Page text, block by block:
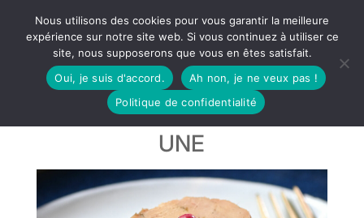
UNE
Nous utilisons des cookies pour vous garantir la meilleure
expérience sur notre site web. Si vous continuez à utiliser ce
site, nous supposerons que vous en êtes satisfait.
Oui, je suis d'accord.
Ah non, je ne veux pas !
Politique de confidentialité